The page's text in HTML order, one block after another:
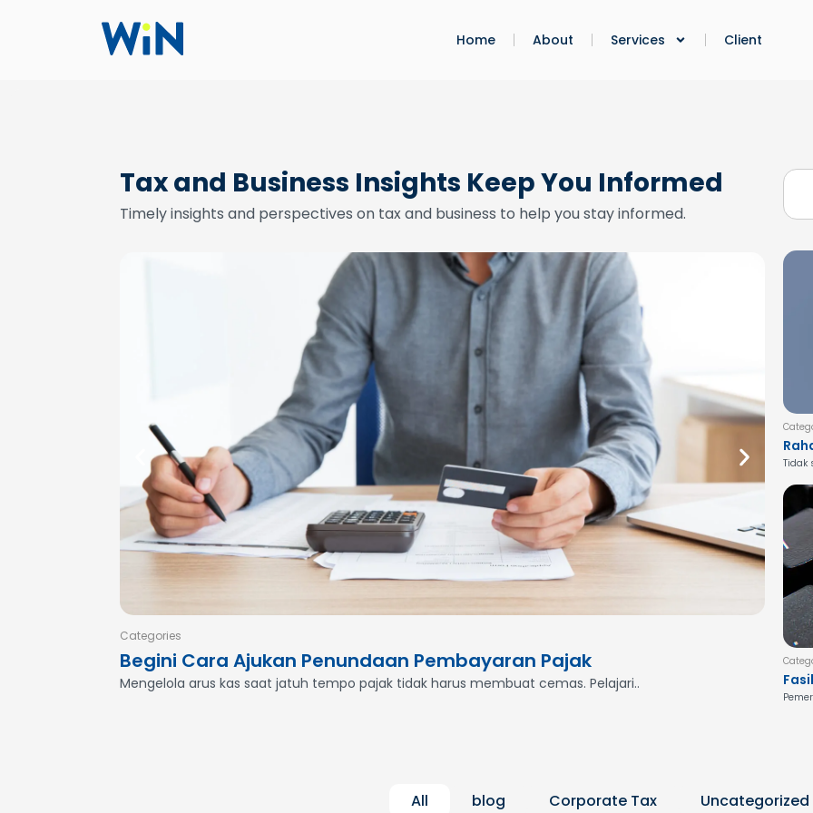
Home About Services Client
Tax and Business Insights Keep You Informed
Timely insights and perspectives on tax and business to help you stay informed.
Categories
Begini Cara Ajukan Penundaan Pembayaran Pajak
Mengelola arus kas saat jatuh tempo pajak tidak harus membuat cemas. Pelajari..
Tidak
blog Corporate Tax Uncategorized
All